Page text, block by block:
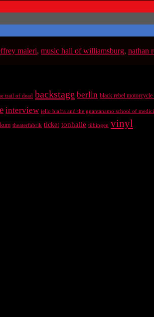
maleri, music hall of williamsburg, nathan
trail of dead backstage berlin black rebel motorcycle
interview jello biafra and the guantanamo school of
theaterfabrik ticket tonhalle tübingen vinyl